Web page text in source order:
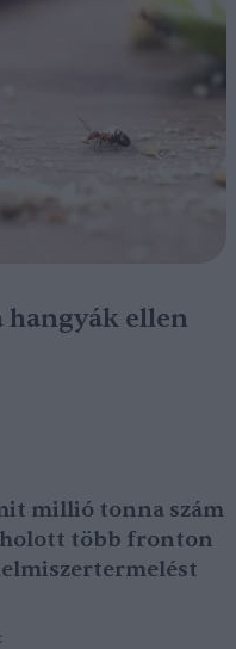
hangyák ellen
millió tonna szám
több fronton